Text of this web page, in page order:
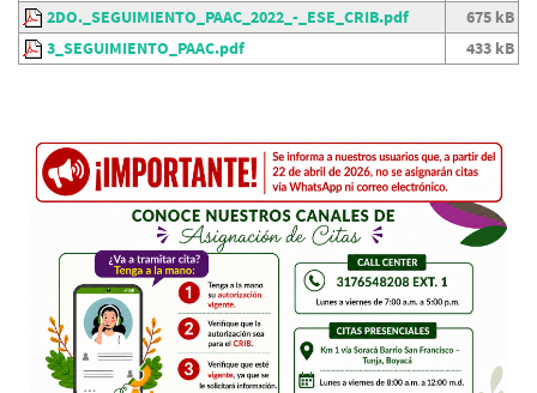
2DO._SEGUIMIENTO_PAAC_2022_-_ESE_CRIB.pdf
675 kB
3_SEGUIMIENTO_PAAC.pdf
433 kB